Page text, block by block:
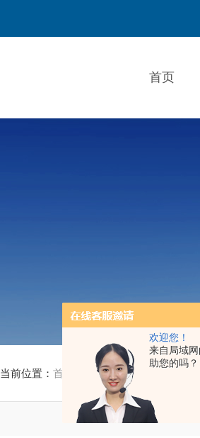
欢迎您！
来自局域
助您的吗？
首页
当前位置：首页 产品中心/